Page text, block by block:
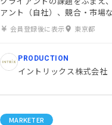
アント（自社）、競合・市場
会員登録後に表示 東京都
PRODUCTION
イントリックス株式会社
MARKETER